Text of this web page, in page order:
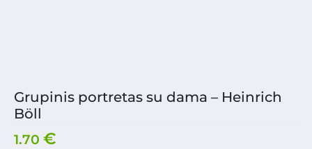
Grupinis portretas su dama – Heinrich
Böll
1.70 €